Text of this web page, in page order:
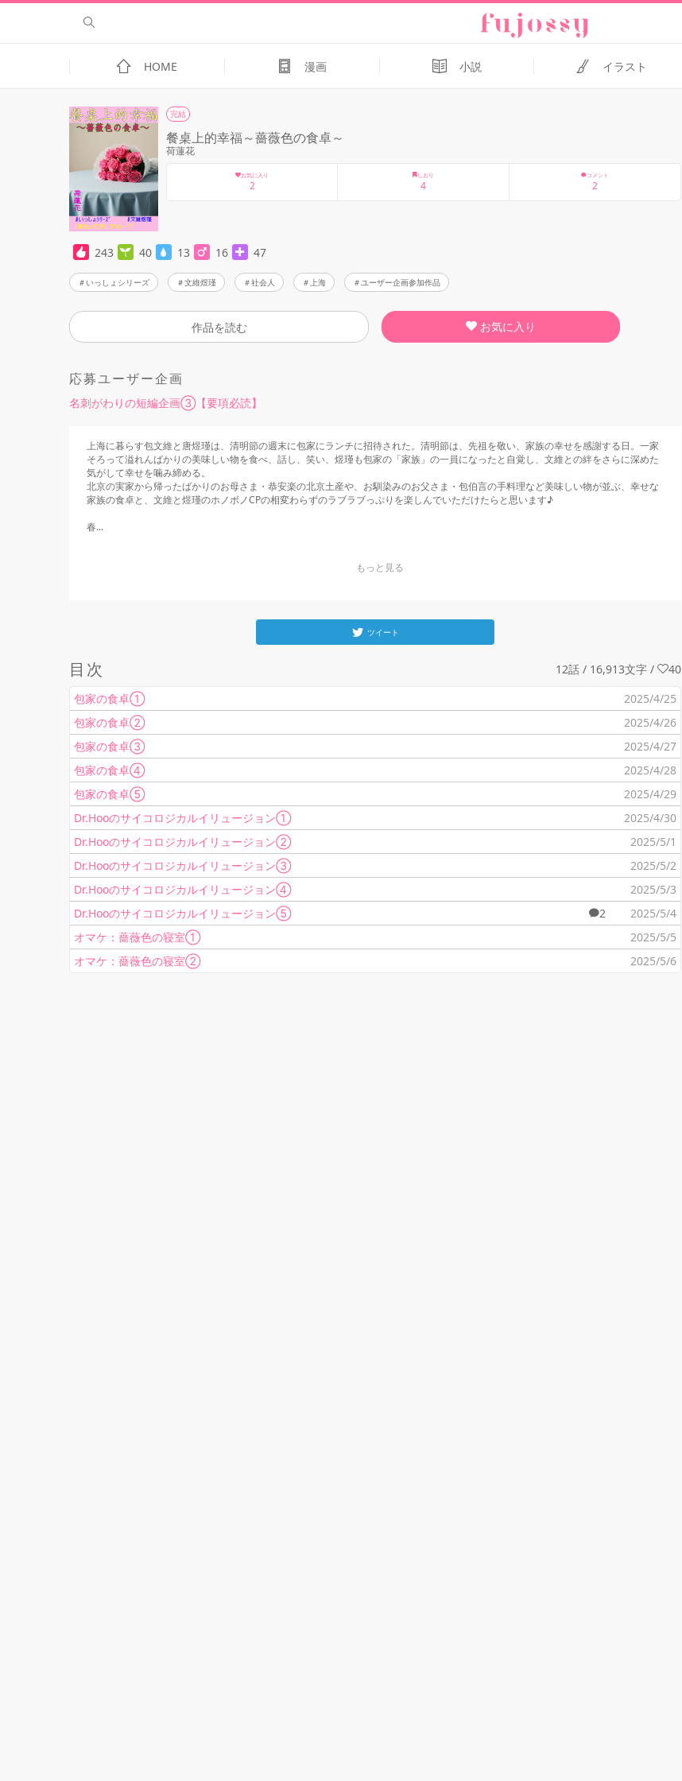
HOME 漫画 小説 イラスト
完結
餐桌上的幸福～薔薇色の食卓～
荷蓮花
お気に入り
2
しおり
4
コメント
2
243 40 13 16 47
いっしょシリーズ 文維煜瑾 社会人 上海 ユーザー企画参加作品
作品を読む お気に入り
応募ユーザー企画
名刺がわりの短編企画③【要項必読】
上海に暮らす包文維と唐煜瑾は、清明節の週末に包家にランチに招待された。清明節は、先祖を敬い、家族の幸せを感謝する日。一家
そろって溢れんばかりの美味しい物を食べ、話し、笑い、煜瑾も包家の「家族」の一員になったと自覚し、文維との絆をさらに深めた
気がして幸せを噛み締める。
北京の実家から帰ったばかりのお母さま・恭安楽の北京土産や、お馴染みのお父さま・包伯言の手料理など美味しい物が並ぶ、幸せな
家族の食卓と、文維と煜瑾のホノボノCPの相変わらずのラブラブっぷりを楽しんでいただけたらと思います♪
春...
ツイート
目次 12話 / 16,913文字 /
40
包家の食卓①
2025/4/25
包家の食卓②
2025/4/26
包家の食卓③
2025/4/27
包家の食卓④
2025/4/28
包家の食卓⑤
2025/4/29
Dr.Hooのサイコロジカルイリュージョン①
2025/4/30
Dr.Hooのサイコロジカルイリュージョン②
2025/5/1
Dr.Hooのサイコロジカルイリュージョン③
2025/5/2
Dr.Hooのサイコロジカルイリュージョン④
2025/5/3
Dr.Hooのサイコロジカルイリュージョン⑤
2
2025/5/4
オマケ：薔薇色の寝室①
2025/5/5
オマケ：薔薇色の寝室②
2025/5/6